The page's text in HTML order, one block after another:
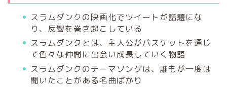
スラムダンクの映画化でツイートが話題にな
り、反響を巻き起こしている
スラムダンクとは、主人公がバスケットを通じ
て色々な仲間に出会い成長していく物語
スラムダンクのテーマソングは、誰もが一度は
聞いたことがある名曲ばかり